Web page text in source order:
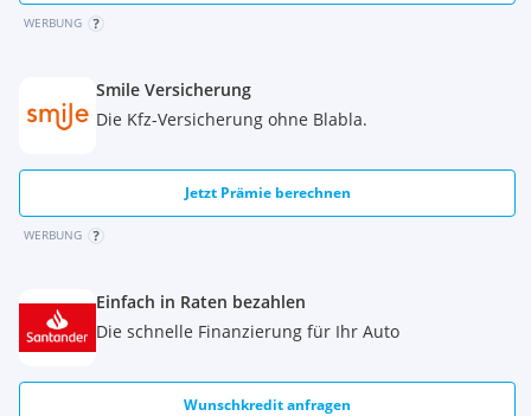
WERBUNG
Smile Versicherung
Die Kfz-Versicherung ohne Blabla.
Jetzt Prämie berechnen
WERBUNG
Einfach in Raten bezahlen
Die schnelle Finanzierung für Ihr Auto
Wunschkredit anfragen